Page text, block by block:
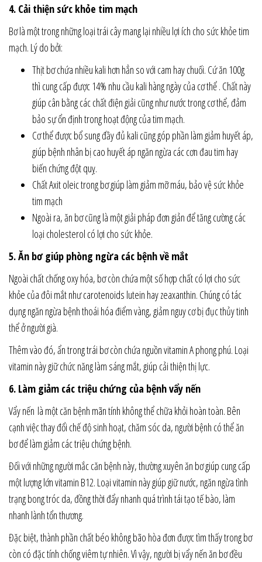
4. Cải thiện sức khỏe tim mạch
Bơ là một trong những loại trái cây mang lại nhiều lợi ích cho sức khỏe tim
mạch. Lý do bởi:
Thịt bơ chứa nhiều kali hơn hẳn so với cam hay chuối. Cứ ăn 100g
thì cung cấp được 14% nhu cầu kali hàng ngày của cơ thể . Chất này
giúp cân bằng các chất điện giải cũng như nước trong cơ thể, đảm
bảo sự ổn định trong hoạt động của tim mạch.
Cơ thể được bổ sung đầy đủ kali cũng góp phần làm giảm huyết áp,
giúp bệnh nhân bị cao huyết áp ngăn ngừa các cơn đau tim hay
biến chứng đột quỵ.
Chất Axit oleic trong bơ giúp làm giảm mỡ máu, bảo vệ sức khỏe
tim mạch
Ngoài ra, ăn bơ cũng là một giải pháp đơn giản để tăng cường các
loại cholesterol có lợi cho sức khỏe.
5. Ăn bơ giúp phòng ngừa các bệnh về mắt
Ngoài chất chống oxy hóa, bơ còn chứa một số hợp chất có lợi cho sức
khỏe của đôi mắt như carotenoids lutein hay zeaxanthin. Chúng có tác
dụng ngăn ngừa bệnh thoái hóa điểm vàng, giảm nguy cơ bị đục thủy tinh
thể ở người già.
Thêm vào đó, ẩn trong trái bơ còn chứa nguồn vitamin A phong phú. Loại
vitamin này giữ chức năng làm sáng mắt, giúp cải thiện thị lực.
6. Làm giảm các triệu chứng của bệnh vẩy nến
Vẩy nến là một căn bệnh mãn tính không thể chữa khỏi hoàn toàn. Bên
cạnh việc thay đổi chế độ sinh hoạt, chăm sóc da, người bệnh có thể ăn
bơ để làm giảm các triệu chứng bệnh.
Đối với những người mắc căn bệnh này, thường xuyên ăn bơ giúp cung cấp
một lượng lớn vitamin B12. Loại vitamin này giúp giữ nước, ngăn ngừa tình
trạng bong tróc da, đồng thời đẩy nhanh quá trình tái tạo tế bào, làm
nhanh lành tổn thương.
Đặc biệt, thành phần chất béo không bão hòa đơn được tìm thấy trong bơ
còn có đặc tính chống viêm tự nhiên. Vì vậy, người bị vẩy nến ăn bơ đều